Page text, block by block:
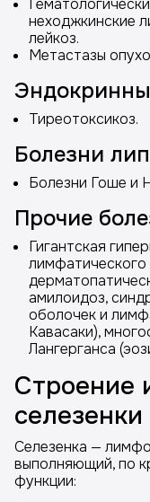
неходжкинские
лейкоз.
Метастазы
Тиреотоксикоз.
Болезни
Болезни Гоше и
Прочие
Гигантская
лимфатического
амилоидоз,
оболочек и
Кавасаки),
Лангерганса
Строение
селезенки
Селезенка —
выполняющий, по
функции: